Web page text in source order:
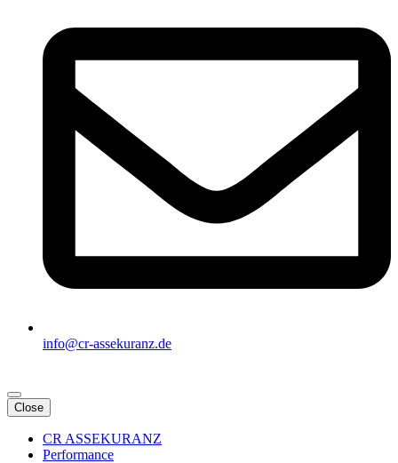
info@cr-assekuranz.de
Close
CR ASSEKURANZ
Performance